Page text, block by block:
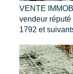
VENTE
vendeur
1792 et